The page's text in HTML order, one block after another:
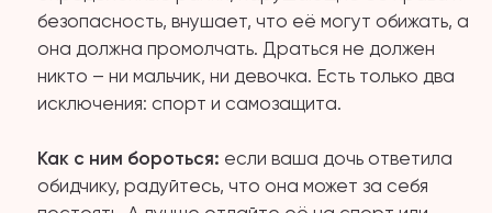
безопасность, внушает, что её могут обижать, а
она должна промолчать. Драться не должен
никто – ни мальчик, ни девочка. Есть только два
исключения: спорт и самозащита.
Как с ним бороться: если ваша дочь ответила
обидчику, радуйтесь, что она может за себя